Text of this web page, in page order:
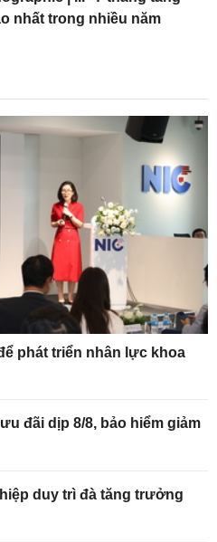
nhất trong nhiều năm
phát triển nhân lực khoa
đãi dịp 8/8, bảo hiểm giảm
duy trì đà tăng trưởng